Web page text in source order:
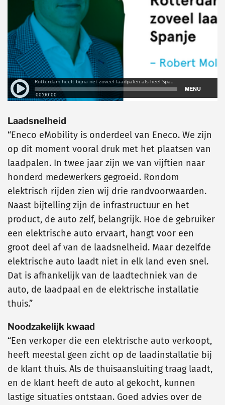
Laadsnelheid
“Eneco eMobility is onderdeel van Eneco. We zijn
op dit moment vooral druk met het plaatsen van
laadpalen. In twee jaar zijn we van vijftien naar
honderd medewerkers gegroeid. Rondom
elektrisch rijden zien wij drie randvoorwaarden.
Naast bijtelling zijn de infrastructuur en het
product, de auto zelf, belangrijk. Hoe de gebruiker
een elektrische auto ervaart, hangt voor een
groot deel af van de laadsnelheid. Maar dezelfde
elektrische auto laadt niet in elk land even snel.
Dat is afhankelijk van de laadtechniek van de
auto, de laadpaal en de elektrische installatie
thuis.”
Noodzakelijk kwaad
“Een verkoper die een elektrische auto verkoopt,
heeft meestal geen zicht op de laadinstallatie bij
de klant thuis. Als de thuisaansluiting traag laadt,
en de klant heeft de auto al gekocht, kunnen
lastige situaties ontstaan. Goed advies over de